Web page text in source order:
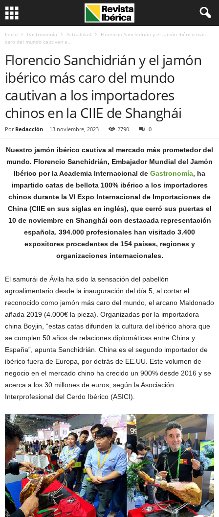
Inicio Gastronomía Actualidad
Florencio Sanchidrián y el jamón ibérico más
caro del mundo cautivan a...
Florencio Sanchidrián y el jamón
ibérico más caro del mundo
cautivan a los importadores
chinos en la CIIE de Shanghái
Por Redacción - 13 noviembre, 2023 2790 0
Nuestro jamón ibérico cautiva al mercado más prometedor del
mundo. Florencio Sanchidrián, Embajador Mundial del Jamón
Ibérico por la Academia Internacional de Gastronomía, ha
impartido catas de bellota 100% ibérico a los importadores
chinos durante la VI Expo Internacional de Importaciones de
China (CIIE en sus siglas en inglés), que cerró sus puertas el
10 de noviembre en Shanghái con destacada representación
española. 394.000 profesionales han visitado 3.400
expositores procedentes de 154 países, regiones y
organizaciones internacionales.
El samurái de Ávila ha sido la sensación del pabellón
agroalimentario desde la inauguración del día 5, al cortar el
reconocido como jamón más caro del mundo, el arcano Maldonado
añada 2019 (4.000€ la pieza). Organizadas por la importadora
china Boyjin, “estas catas difunden la cultura del ibérico ahora que
se cumplen 50 años de relaciones diplomáticas entre China y
España”, apunta Sanchidrián. China es el segundo importador de
ibérico fuera de Europa, por detrás de EE.UU. Este volumen de
negocio en el mercado chino ha crecido un 900% desde 2016 y se
acerca a los 30 millones de euros, según la Asociación
Interprofesional del Cerdo Ibérico (ASICI).